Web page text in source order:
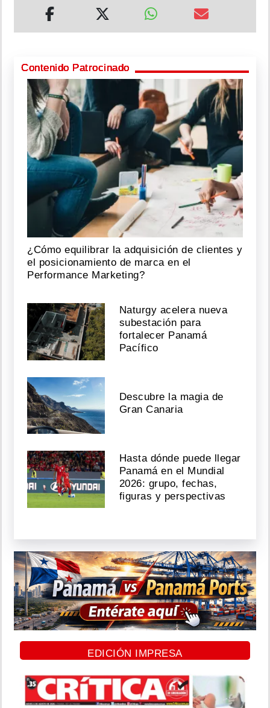
Contenido Patrocinado
¿Cómo equilibrar la adquisición de clientes y
el posicionamiento de marca en el
Performance Marketing?
Naturgy acelera nueva
subestación para
fortalecer Panamá
Pacífico
Descubre la magia de
Gran Canaria
Hasta dónde puede llegar
Panamá en el Mundial
2026: grupo, fechas,
figuras y perspectivas
EDICIÓN IMPRESA